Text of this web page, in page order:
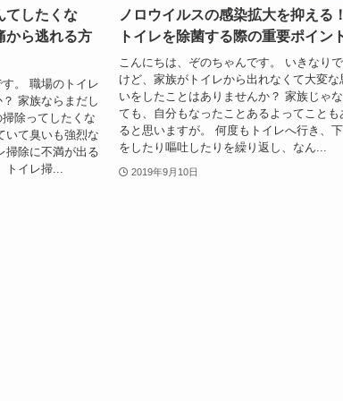
てしたくな
から逃れる方
。 職場のトイレ
家族ならまだし
除ってしたくな
いて臭いも強烈な
掃除に不満が出る
イレ掃...
ノロウイルスの感染拡大を抑える！
トイレを除菌する際の重要ポイン
こんにちは、ぞのちゃんです。 いきなり
けど、家族がトイレから出れなくて大変な
いをしたことはありませんか？ 家族じゃな
ても、自分もなったことあるよってことも
ると思いますが。 何度もトイレへ行き、
をしたり嘔吐したりを繰り返し、なん...
2019年9月10日